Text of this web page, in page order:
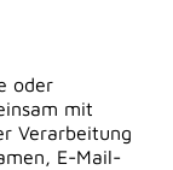
oder
mit
Verarbeitung
E-Mail-